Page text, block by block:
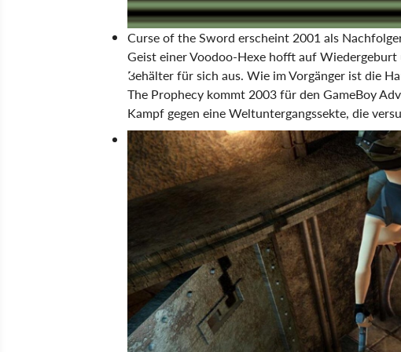
Curse of the Sword erscheint 2001 als
Geist einer Voodoo-Hexe hofft auf
Behälter für sich aus. Wie im Vorgänger ist die
The Prophecy kommt 2003 für den GameBoy
Kampf gegen eine Weltuntergangssekte, die